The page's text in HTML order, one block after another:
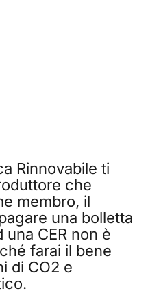
Rinnovabile ti
che
membro, il
una bolletta
una CER non è
farai il bene
di CO2 e